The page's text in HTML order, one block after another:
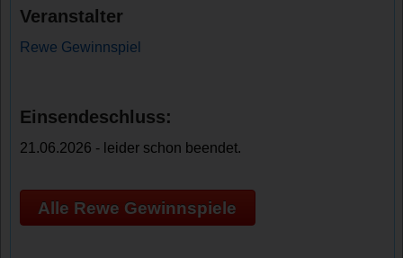
Veranstalter
Rewe Gewinnspiel
Einsendeschluss:
21.06.2026 - leider schon beendet.
Alle Rewe Gewinnspiele